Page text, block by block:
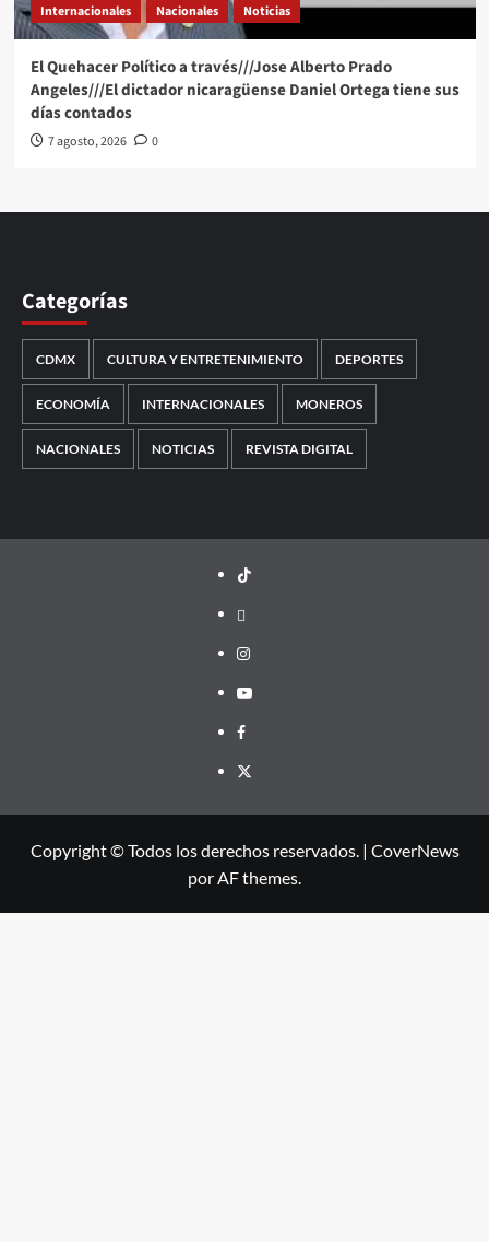
Internacionales Nacionales Noticias
El Quehacer Político a través///Jose Alberto Prado
Angeles///El dictador nicaragüense Daniel Ortega tiene sus
días contados
7 agosto, 2026 0
Categorías
CDMX CULTURA Y ENTRETENIMIENTO DEPORTES
ECONOMÍA INTERNACIONALES MONEROS
NACIONALES NOTICIAS REVISTA DIGITAL
TikTok
threads
Instagram
Youtube
Facebook
X
Copyright © Todos los derechos reservados. | CoverNews
por AF themes.